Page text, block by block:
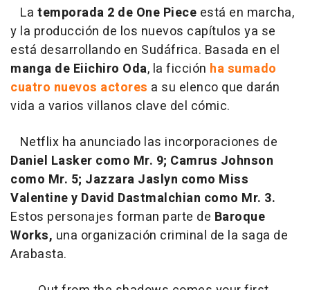
La temporada 2 de One Piece está en marcha,
y la producción de los nuevos capítulos ya se
está desarrollando en Sudáfrica. Basada en el
manga de Eiichiro Oda, la ficción ha sumado
cuatro nuevos actores a su elenco que darán
vida a varios villanos clave del cómic.
Netflix ha anunciado las incorporaciones de
Daniel Lasker como Mr. 9; Camrus Johnson
como Mr. 5; Jazzara Jaslyn como Miss
Valentine y David Dastmalchian como Mr. 3.
Estos personajes forman parte de Baroque
Works, una organización criminal de la saga de
Arabasta.